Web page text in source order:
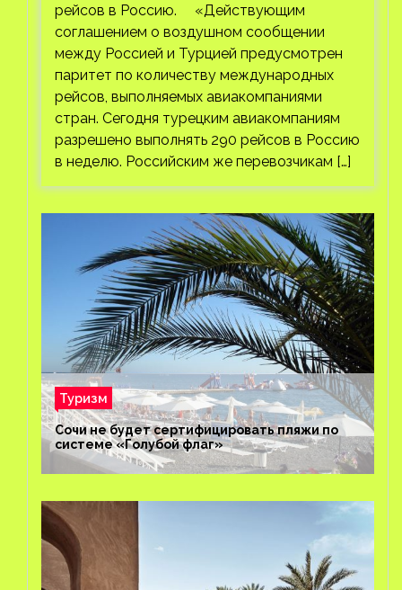
рейсов в Россию. «Действующим
соглашением о воздушном сообщении
между Россией и Турцией предусмотрен
паритет по количеству международных
рейсов, выполняемых авиакомпаниями
стран. Сегодня турецким авиакомпаниям
разрешено выполнять 290 рейсов в Россию
в неделю. Российским же перевозчикам […]
Туризм
Сочи не будет сертифицировать пляжи по
системе «Голубой флаг»